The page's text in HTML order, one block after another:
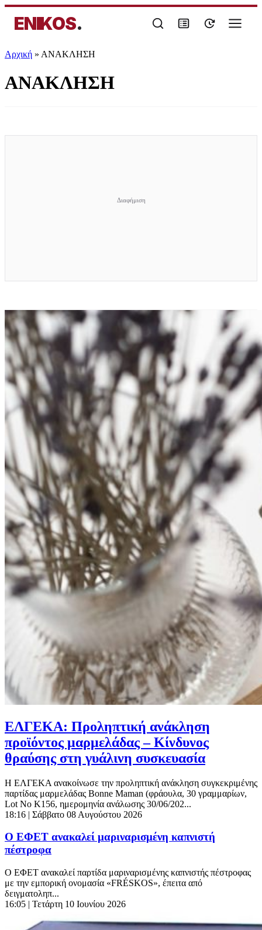
ENIKOS.
Αρχική » ΑΝΑΚΛΗΣΗ
ΑΝΑΚΛΗΣΗ
ΕΛΓΕΚΑ: Προληπτική ανάκληση
προϊόντος μαρμελάδας – Κίνδυνος
θραύσης στη γυάλινη συσκευασία
Η ΕΛΓΕΚΑ ανακοίνωσε την προληπτική ανάκληση συγκεκριμένης
παρτίδας μαρμελάδας Bonne Maman (φράουλα, 30 γραμμαρίων,
Lot No K156, ημερομηνία ανάλωσης 30/06/202...
18:16 | Σάββατο 08 Αυγούστου 2026
Ο ΕΦΕΤ ανακαλεί μαριναρισμένη καπνιστή
πέστροφα
Ο ΕΦΕΤ ανακαλεί παρτίδα μαριναρισμένης καπνιστής πέστροφας
με την εμπορική ονομασία «FRÉSKOS», έπειτα από
δειγματοληπ...
16:05 | Τετάρτη 10 Ιουνίου 2026